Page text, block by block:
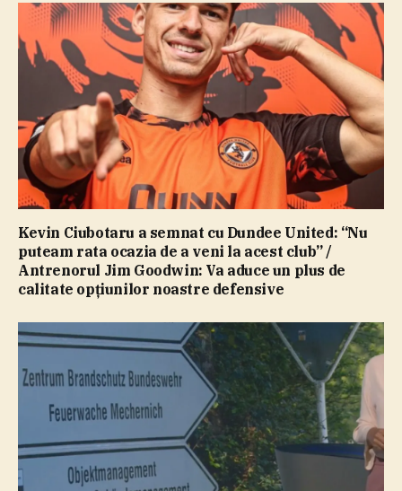
Kevin Ciubotaru a semnat cu Dundee United: “Nu
puteam rata ocazia de a veni la acest club” /
Antrenorul Jim Goodwin: Va aduce un plus de
calitate opţiunilor noastre defensive